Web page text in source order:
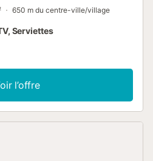
650 m du centre-ville/village
Serviettes
l’offre